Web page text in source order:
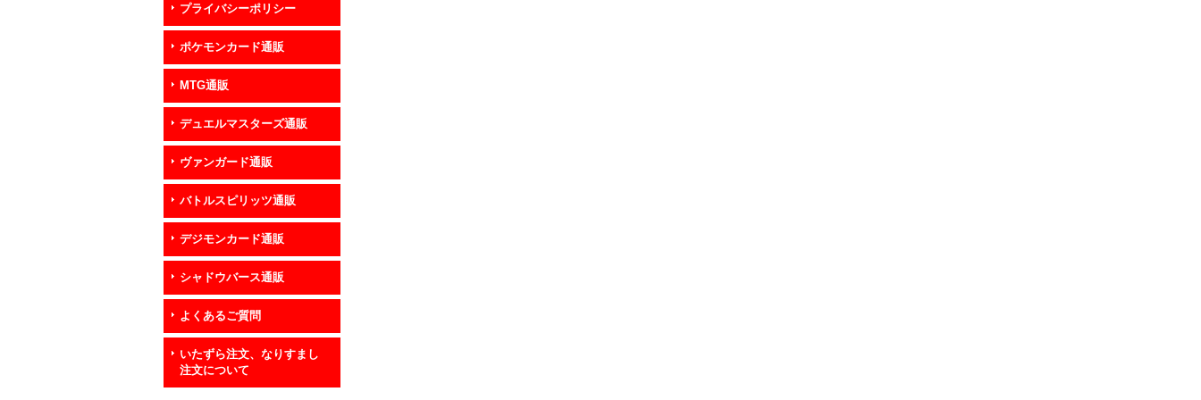
プライバシーポリシー
ポケモンカード通販
MTG通販
デュエルマスターズ通販
ヴァンガード通販
バトルスピリッツ通販
デジモンカード通販
シャドウバース通販
よくあるご質問
いたずら注文、なりすまし
注文について